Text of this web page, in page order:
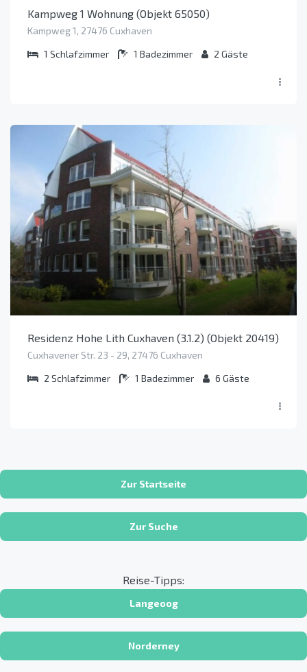
Kampweg 1 Wohnung (Objekt 65050)
Kampweg 1, 27476 Cuxhaven
1 Schlafzimmer 1 Badezimmer 2 Gäste
Residenz Hohe Lith Cuxhaven (3.1.2) (Objekt 20419)
Cuxhavener Str. 23 - 29, 27476 Cuxhaven
2 Schlafzimmer 1 Badezimmer 6 Gäste
Zur Startseite
Zur Suche
Reise-Tipps:
Langeoog
Norderney